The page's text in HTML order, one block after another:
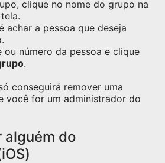
clique no nome do grupo na
achar a pessoa que deseja
ou número da pessoa e clique
.
conseguirá remover uma
você for um administrador do
alguém do